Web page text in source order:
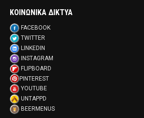
ΚΟΙΝΩΝΙΚΑ ΔΙΚΤΥΑ
FACEBOOK
TWITTER
LINKEDIN
INSTAGRAM
FLIPBOARD
PINTEREST
YOUTUBE
UNTAPPD
BEERMENUS